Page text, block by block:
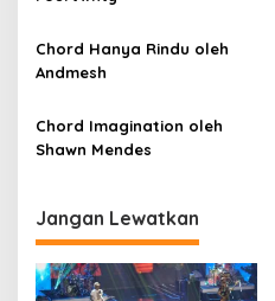
o
s
Chord Hanya Rindu oleh
Andmesh
Chord Imagination oleh
Shawn Mendes
Jangan Lewatkan